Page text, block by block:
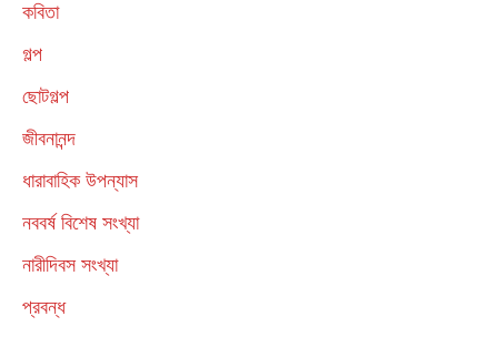
কবিতা
গল্প
ছোটগল্প
জীবনানন্দ
ধারাবাহিক উপন্যাস
নববর্ষ বিশেষ সংখ্যা
নারীদিবস সংখ্যা
প্রবন্ধ